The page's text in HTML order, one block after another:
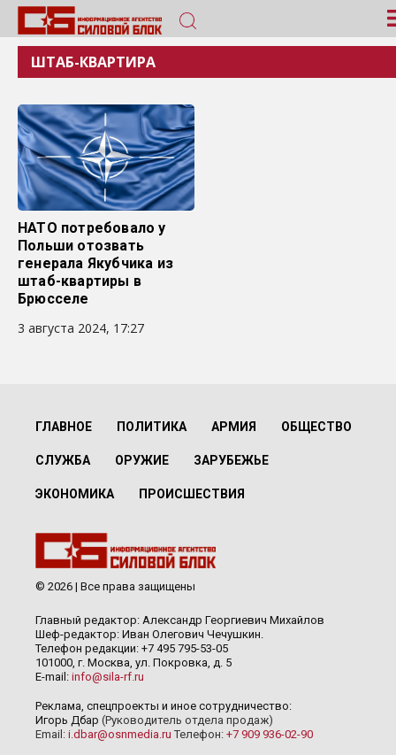
ШТАБ-КВАРТИРА
НАТО потребовало у
Польши отозвать
генерала Якубчика из
штаб-квартиры в
Брюсселе
3 августа 2024, 17:27
ГЛАВНОЕ ПОЛИТИКА АРМИЯ ОБЩЕСТВО
СЛУЖБА ОРУЖИЕ ЗАРУБЕЖЬЕ
ЭКОНОМИКА ПРОИСШЕСТВИЯ
© 2026 | Все права защищены
Главный редактор: Александр Георгиевич Михайлов
Шеф-редактор: Иван Олегович Чечушкин.
Телефон редакции: +7 495 795-53-05
101000, г. Москва, ул. Покровка, д. 5
E-mail: info@sila-rf.ru
Реклама, спецпроекты и иное сотрудничество:
Игорь Дбар (Руководитель отдела продаж)
Email: i.dbar@osnmedia.ru Телефон: +7 909 936-02-90